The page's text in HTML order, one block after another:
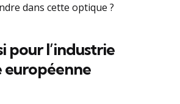
dans cette optique ?
pour l’industrie